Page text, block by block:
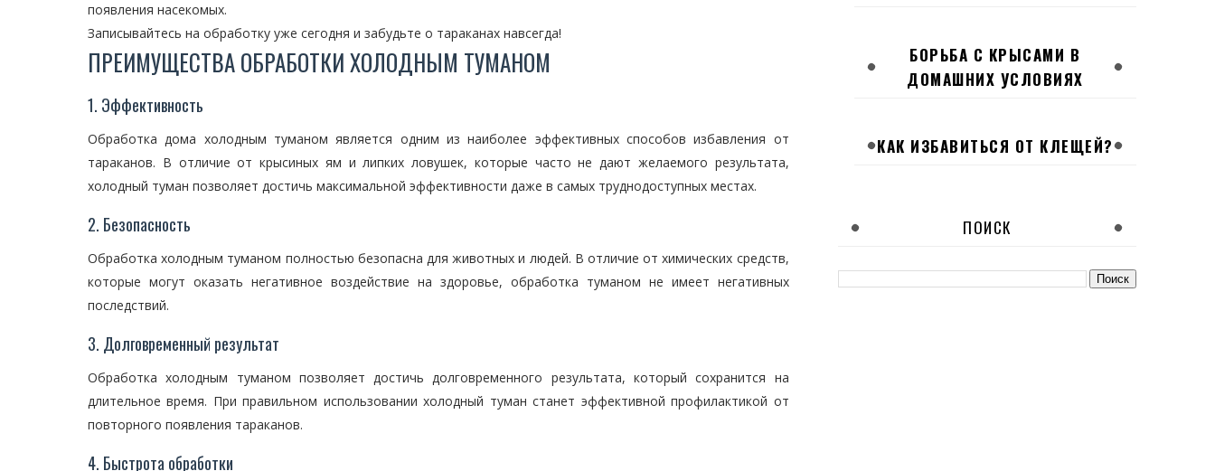
появления насекомых.
Записывайтесь на обработку уже сегодня и забудьте о тараканах навсегда!
ПРЕИМУЩЕСТВА ОБРАБОТКИ ХОЛОДНЫМ ТУМАНОМ
1. Эффективность
Обработка дома холодным туманом является одним из наиболее эффективных способов избавления от
тараканов. В отличие от крысиных ям и липких ловушек, которые часто не дают желаемого результата,
холодный туман позволяет достичь максимальной эффективности даже в самых труднодоступных местах.
2. Безопасность
Обработка холодным туманом полностью безопасна для животных и людей. В отличие от химических средств,
которые могут оказать негативное воздействие на здоровье, обработка туманом не имеет негативных
последствий.
3. Долговременный результат
Обработка холодным туманом позволяет достичь долговременного результата, который сохранится на
длительное время. При правильном использовании холодный туман станет эффективной профилактикой от
повторного появления тараканов.
4. Быстрота обработки
БОРЬБА С КРЫСАМИ В
ДОМАШНИХ УСЛОВИЯХ
КАК ИЗБАВИТЬСЯ ОТ КЛЕЩЕЙ?
ПОИСК